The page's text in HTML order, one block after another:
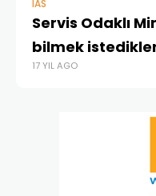
IAS
Servis Odaklı
bilmek
17 YIL AGO